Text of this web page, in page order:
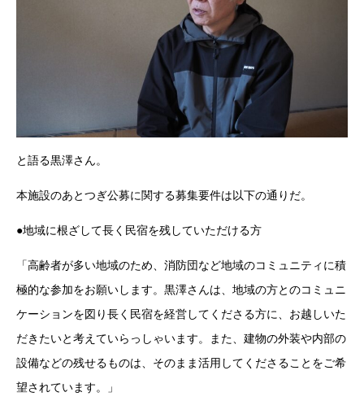
と語る黒澤さん。
本施設のあとつぎ公募に関する募集要件は以下の通りだ。
●地域に根ざして長く民宿を残していただける方
「高齢者が多い地域のため、消防団など地域のコミュニティに積
極的な参加をお願いします。黒澤さんは、地域の方とのコミュニ
ケーションを図り長く民宿を経営してくださる方に、お越しいた
だきたいと考えていらっしゃいます。また、建物の外装や内部の
設備などの残せるものは、そのまま活用してくださることをご希
望されています。」